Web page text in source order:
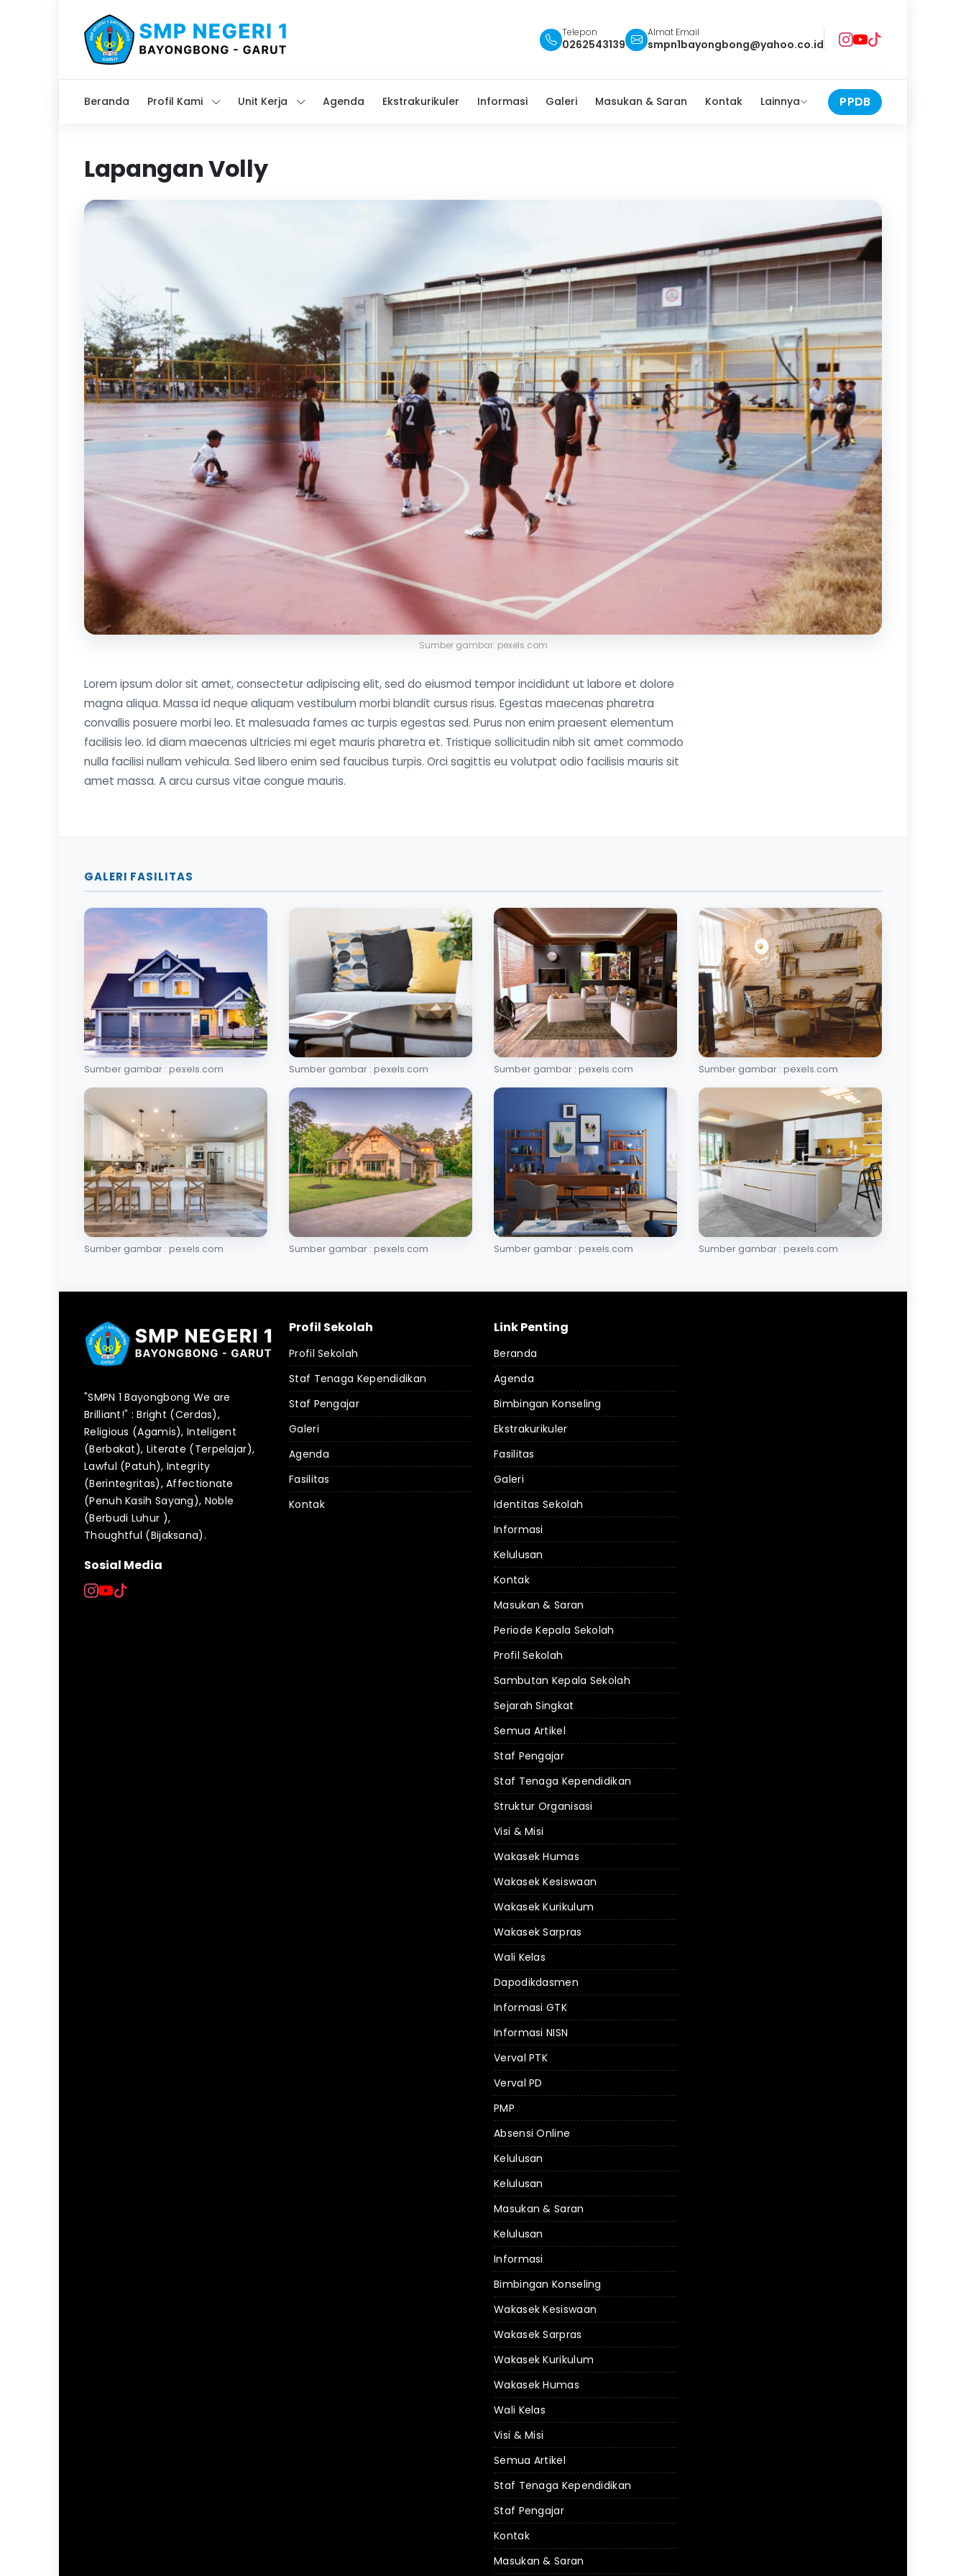
Telepon
0262543139
Almat Email
smpn1bayongbong@yahoo.co.id
Beranda Profil Kami Unit Kerja Agenda Ekstrakurikuler Informasi Galeri Masukan & Saran Kontak Lainnya PPDB
Lapangan Volly
Sumber gambar: pexels.com
Lorem ipsum dolor sit amet, consectetur adipiscing elit, sed do eiusmod tempor incididunt ut labore et dolore
magna aliqua. Massa id neque aliquam vestibulum morbi blandit cursus risus. Egestas maecenas pharetra
convallis posuere morbi leo. Et malesuada fames ac turpis egestas sed. Purus non enim praesent elementum
facilisis leo. Id diam maecenas ultricies mi eget mauris pharetra et. Tristique sollicitudin nibh sit amet commodo
nulla facilisi nullam vehicula. Sed libero enim sed faucibus turpis. Orci sagittis eu volutpat odio facilisis mauris sit
amet massa. A arcu cursus vitae congue mauris.
GALERI FASILITAS
Sumber gambar : pexels.com Sumber gambar : pexels.com Sumber gambar : pexels.com Sumber gambar : pexels.com
Sumber gambar : pexels.com Sumber gambar : pexels.com Sumber gambar : pexels.com Sumber gambar : pexels.com
"SMPN 1 Bayongbong We are
Brilliant!" : Bright (Cerdas),
Religious (Agamis), Inteligent
(Berbakat), Literate (Terpelajar),
Lawful (Patuh), Integrity
(Berintegritas), Affectionate
(Penuh Kasih Sayang), Noble
(Berbudi Luhur ),
Thoughtful (Bijaksana).
Sosial Media
Profil Sekolah
Profil Sekolah
Staf Tenaga Kependidikan
Staf Pengajar
Galeri
Agenda
Fasilitas
Kontak
Link Penting
Beranda
Agenda
Bimbingan Konseling
Ekstrakurikuler
Fasilitas
Galeri
Identitas Sekolah
Informasi
Kelulusan
Kontak
Masukan & Saran
Periode Kepala Sekolah
Profil Sekolah
Sambutan Kepala Sekolah
Sejarah Singkat
Semua Artikel
Staf Pengajar
Staf Tenaga Kependidikan
Struktur Organisasi
Visi & Misi
Wakasek Humas
Wakasek Kesiswaan
Wakasek Kurikulum
Wakasek Sarpras
Wali Kelas
Dapodikdasmen
Informasi GTK
Informasi NISN
Verval PTK
Verval PD
PMP
Absensi Online
Kelulusan
Kelulusan
Masukan & Saran
Kelulusan
Informasi
Bimbingan Konseling
Wakasek Kesiswaan
Wakasek Sarpras
Wakasek Kurikulum
Wakasek Humas
Wali Kelas
Visi & Misi
Semua Artikel
Staf Tenaga Kependidikan
Staf Pengajar
Kontak
Masukan & Saran